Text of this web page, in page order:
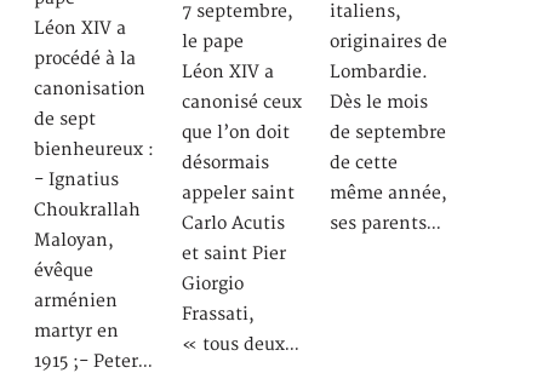
Léon XIV a
procédé à la
canonisation
de sept
bienheureux :
- Ignatius
Choukrallah
Maloyan,
évêque
arménien
martyr en
1915 ;- Peter…
7 septembre,
le pape
Léon XIV a
canonisé ceux
que l’on doit
désormais
appeler saint
Carlo Acutis
et saint Pier
Giorgio
Frassati,
« tous deux…
italiens,
originaires de
Lombardie.
Dès le mois
de septembre
de cette
même année,
ses parents…